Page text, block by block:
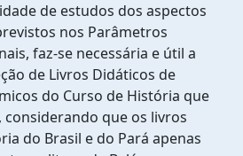
de estudos dos aspectos
nos Parâmetros
faz-se necessária e útil a
de Livros Didáticos de
do Curso de História que
que os livros
do Brasil e do Pará apenas